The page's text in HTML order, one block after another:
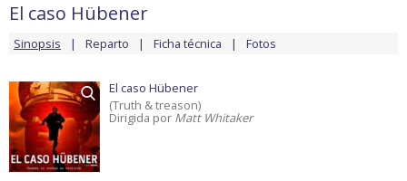
El caso Hübener
Sinopsis Reparto Ficha técnica Fotos
El caso Hübener
(Truth & treason)
Dirigida por Matt Whitaker